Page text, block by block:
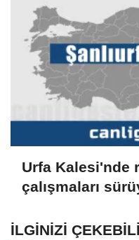
ilişkin 5.
söyledi
Urfa Kalesi'nde
çalışmaları
İLGINIZI